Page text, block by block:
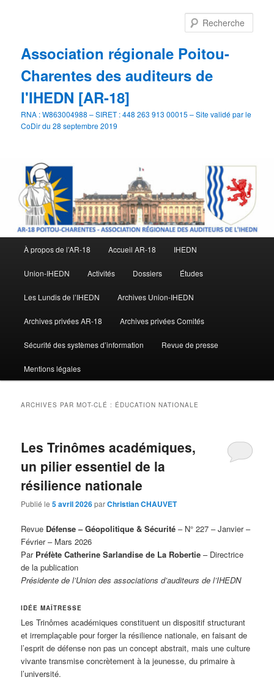
Association régionale Poitou-
Charentes des auditeurs de
l'IHEDN [AR-18]
RNA : W863004988 – SIRET : 448 263 913 00015 – Site validé par le
CoDir du 28 septembre 2019
principal
À propos de l’AR-18 Accueil AR-18 IHEDN
Union-IHEDN Activités Dossiers Études
Les Lundis de l’IHEDN Archives Union-IHEDN
Archives privées AR-18 Archives privées Comités
Sécurité des systèmes d’information Revue de presse
Mentions légales
ARCHIVES PAR MOT-CLÉ : ÉDUCATION NATIONALE
Les Trinômes académiques,
un pilier essentiel de la
résilience nationale
Publié le5 avril 2026parChristian CHAUVET
Revue Défense – Géopolitique & Sécurité – N° 227 – Janvier –
Février – Mars 2026
Par Préfète Catherine Sarlandise de La Robertie – Directrice
de la publication
Présidente de l’Union des associations d’auditeurs de l’IHEDN
IDÉE MAÎTRESSE
Les Trinômes académiques constituent un dispositif structurant
et irremplaçable pour forger la résilience nationale, en faisant de
l’esprit de défense non pas un concept abstrait, mais une culture
vivante transmise concrètement à la jeunesse, du primaire à
l’université.